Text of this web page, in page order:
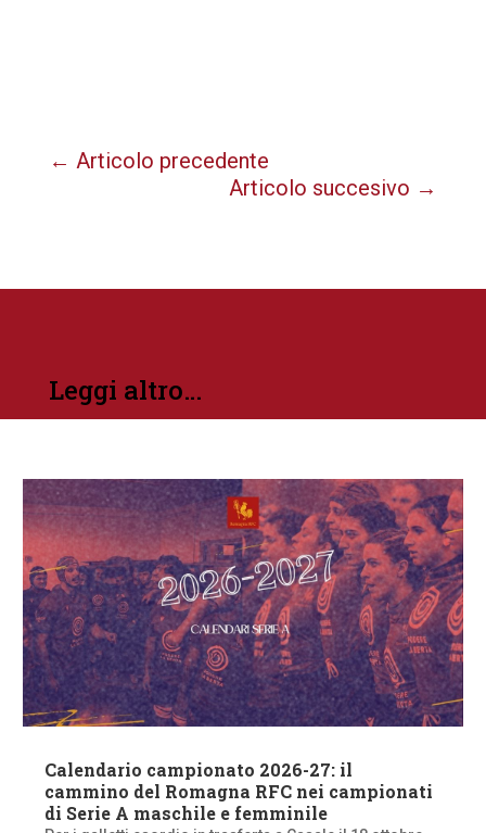
← Articolo precedente
Articolo succesivo →
Leggi altro…
Calendario campionato 2026-27: il
cammino del Romagna RFC nei campionati
di Serie A maschile e femminile